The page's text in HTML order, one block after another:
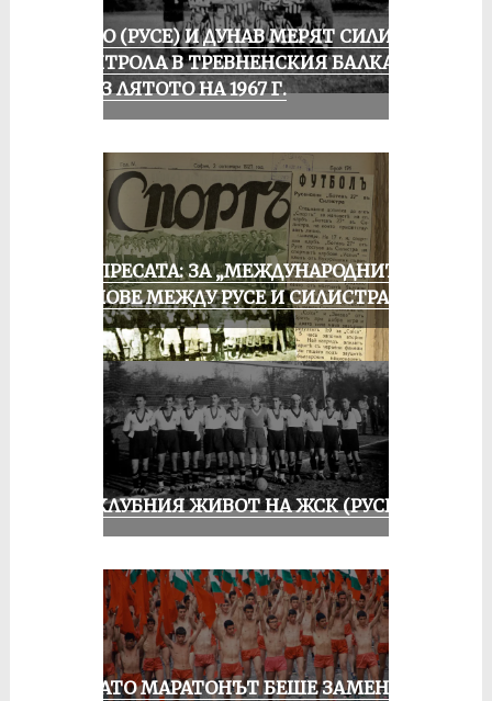
ЛОКО (РУСЕ) И ДУНАВ МЕРЯТ СИЛИ В
КОНТРОЛА В ТРЕВНЕНСКИЯ БАЛКАН
ПРЕЗ ЛЯТОТО НА 1967 Г.
ОТ ПРЕСАТА: ЗА „МЕЖДУНАРОДНИТЕ“
МАЧОВЕ МЕЖДУ РУСЕ И СИЛИСТРА
ИЗ КЛУБНИЯ ЖИВОТ НА ЖСК (РУСЕ)
КОГАТО МАРАТОНЪТ БЕШЕ ЗАМЕНЕН